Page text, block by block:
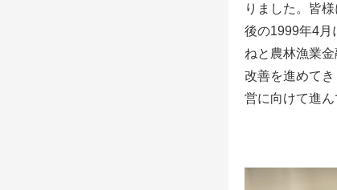
りました。皆
後の1999年4月
ねと農林漁業
改善を進めて
営に向けて進